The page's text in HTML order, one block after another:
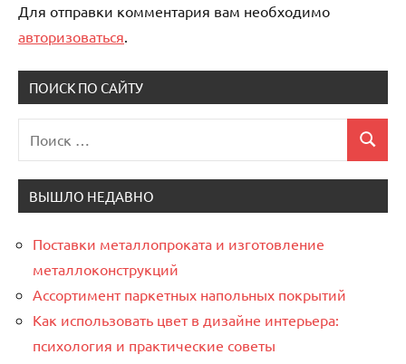
Для отправки комментария вам необходимо
авторизоваться
ПОИСК ПО САЙТУ
для:
Поиск
ВЫШЛО НЕДАВНО
Поставки металлопроката и изготовление
металлоконструкций
Ассортимент паркетных напольных покрытий
Как использовать цвет в дизайне интерьера:
психология и практические советы